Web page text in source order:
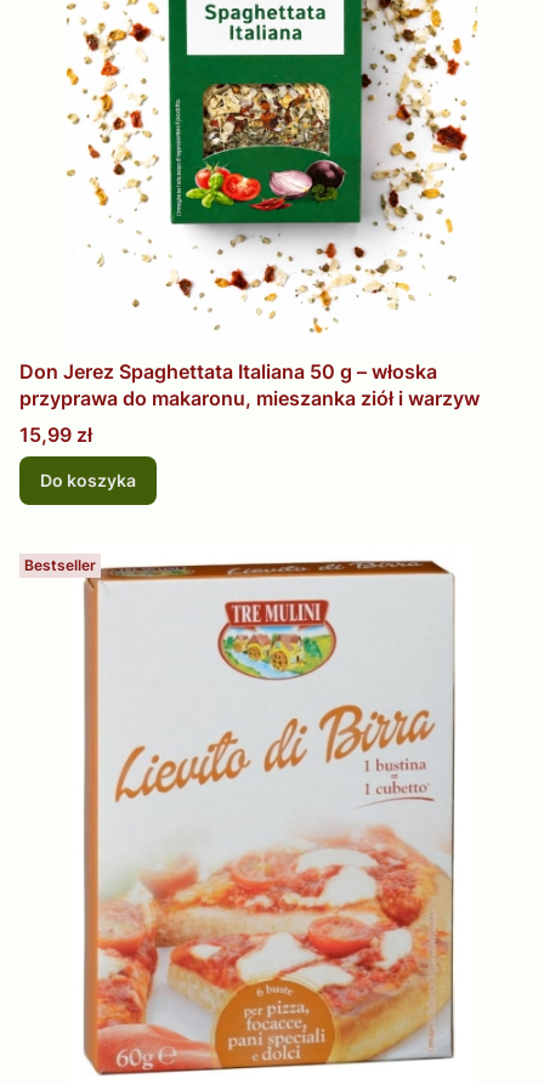
Don Jerez Spaghettata Italiana 50 g – włoska
przyprawa do makaronu, mieszanka ziół i warzyw
Cena
15,99 zł
Do koszyka
Bestseller